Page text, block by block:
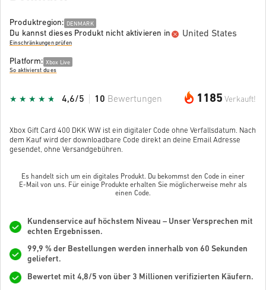
Produktregion: DENMARK
Du kannst dieses Produkt nicht aktivieren in United States
Einschränkungen prüfen
Platform: Xbox Live
So aktivierst du es
1185 Verkauft!
4,6/5 10 Bewertungen
Xbox Gift Card 400 DKK WW ist ein digitaler Code ohne Verfallsdatum. Nach
dem Kauf wird der downloadbare Code direkt an deine Email Adresse
gesendet, ohne Versandgebühren.
Es handelt sich um ein digitales Produkt. Du bekommst den Code in einer
E-Mail von uns. Für einige Produkte erhalten Sie möglicherweise mehr als
einen Code.
Kundenservice auf höchstem Niveau – Unser Versprechen mit
echten Ergebnissen.
99,9 % der Bestellungen werden innerhalb von 60 Sekunden
geliefert.
Bewertet mit 4,8/5 von über 3 Millionen verifizierten Käufern.